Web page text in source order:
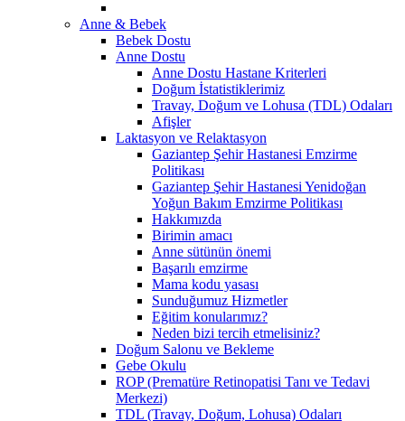
Anne & Bebek
Bebek Dostu
Anne Dostu
Anne Dostu Hastane Kriterleri
Doğum İstatistiklerimiz
Travay, Doğum ve Lohusa (TDL) Odaları
Afişler
Laktasyon ve Relaktasyon
Gaziantep Şehir Hastanesi Emzirme
Politikası
Gaziantep Şehir Hastanesi Yenidoğan
Yoğun Bakım Emzirme Politikası
Hakkımızda
Birimin amacı
Anne sütünün önemi
Başarılı emzirme
Mama kodu yasası
Sunduğumuz Hizmetler
Eğitim konularımız?
Neden bizi tercih etmelisiniz?
Doğum Salonu ve Bekleme
Gebe Okulu
ROP (Prematüre Retinopatisi Tanı ve Tedavi
Merkezi)
TDL (Travay, Doğum, Lohusa) Odaları